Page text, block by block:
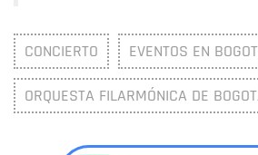
CONCIERTO EVENTOS EN
ORQUESTA FILARMÓNICA DE